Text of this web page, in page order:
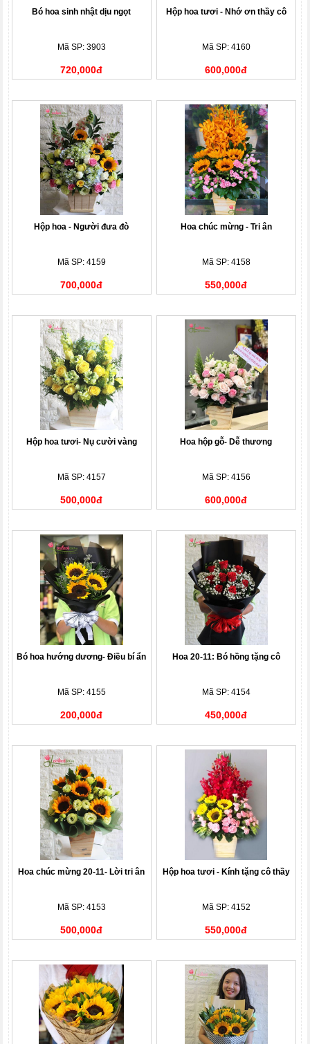
Bó hoa sinh nhật dịu ngọt
Mã SP: 3903
720,000đ
Hộp hoa tươi - Nhớ ơn thầy cô
Mã SP: 4160
600,000đ
Hộp hoa - Người đưa đò
Mã SP: 4159
700,000đ
Hoa chúc mừng - Tri ân
Mã SP: 4158
550,000đ
Hộp hoa tươi- Nụ cười vàng
Mã SP: 4157
500,000đ
Hoa hộp gỗ- Dễ thương
Mã SP: 4156
600,000đ
Bó hoa hướng dương- Điều bí ẩn
Mã SP: 4155
200,000đ
Hoa 20-11: Bó hồng tặng cô
Mã SP: 4154
450,000đ
Hoa chúc mừng 20-11- Lời tri ân
Mã SP: 4153
500,000đ
Hộp hoa tươi - Kính tặng cô thầy
Mã SP: 4152
550,000đ